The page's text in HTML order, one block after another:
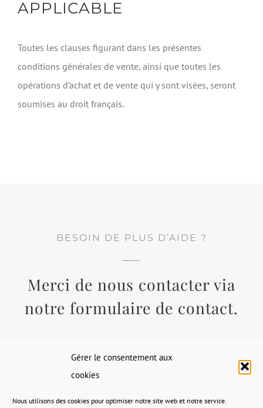
Gérer le consentement aux
cookies
Nous utilisons des cookies pour optimiser notre site web et notre service.
APPLICABLE
Toutes les clauses figurant dans les présentes
conditions générales de vente, ainsi que toutes les
opérations d’achat et de vente qui y sont visées, seront
soumises au droit français.
BESOIN DE PLUS D’AIDE ?
Merci de nous contacter via
notre formulaire de contact.